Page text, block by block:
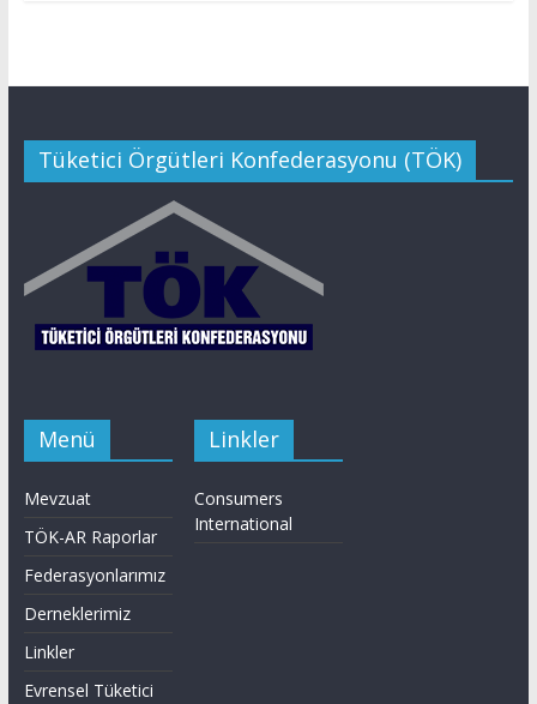
Tüketici Örgütleri Konfederasyonu (TÖK)
Menü
Mevzuat
TÖK-AR Raporlar
Federasyonlarımız
Derneklerimiz
Linkler
Evrensel Tüketici
Linkler
Consumers
International